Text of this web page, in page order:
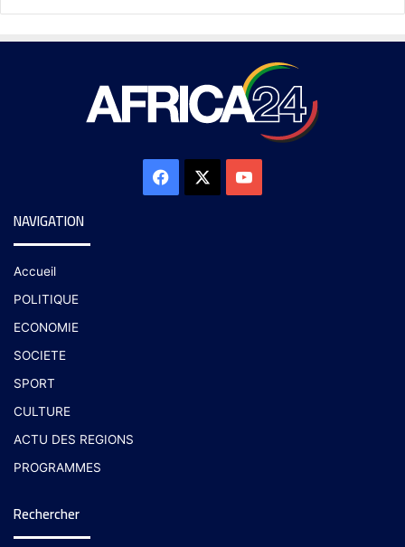
NAVIGATION
Accueil
POLITIQUE
ECONOMIE
SOCIETE
SPORT
CULTURE
ACTU DES REGIONS
PROGRAMMES
Rechercher